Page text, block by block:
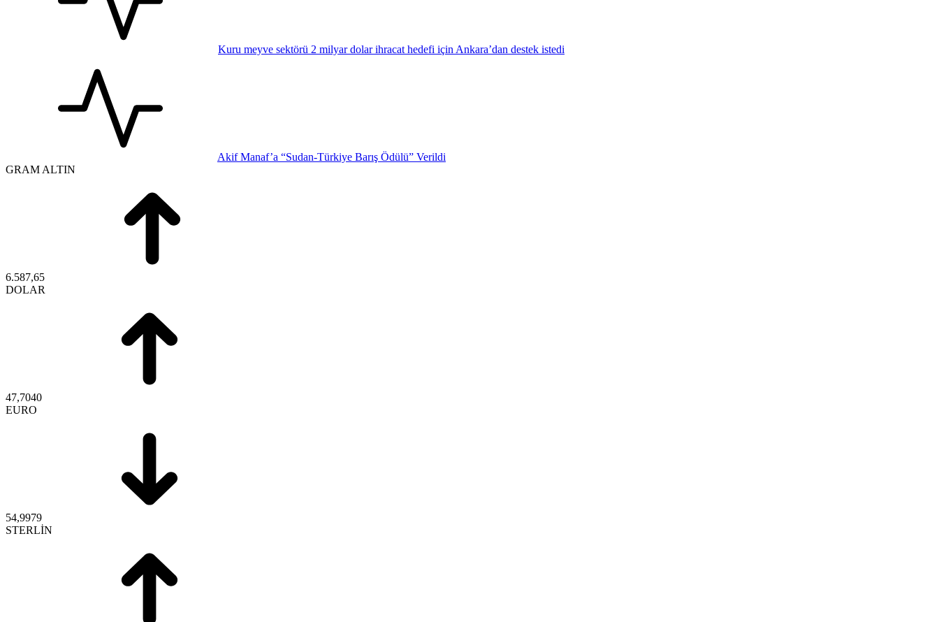
Kuru meyve sektörü 2 milyar dolar ihracat hedefi için Ankara’dan destek istedi
Akif Manaf’a “Sudan-Türkiye Barış Ödülü” Verildi
GRAM ALTIN
6.587,65
DOLAR
47,7040
EURO
54,9979
STERLİN